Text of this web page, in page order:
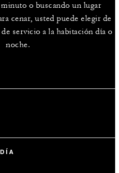
o buscando un lugar
cenar, usted puede elegir de
servicio a la habitación día o
noche.